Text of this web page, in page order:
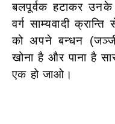
बलपूर्वक हटाकर
वर्ग साम्यवादी
को अपने बन्धन
खोना है और पाना है
एक हो जाओ।